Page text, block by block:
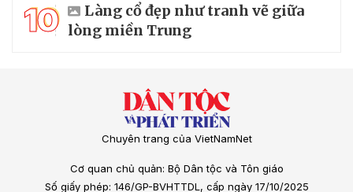
10
Làng cổ đẹp như tranh vẽ giữa
lòng miền Trung
Chuyên trang của VietNamNet
Cơ quan chủ quản: Bộ Dân tộc và Tôn giáo
Số giấy phép: 146/GP-BVHTTDL, cấp ngày 17/10/2025